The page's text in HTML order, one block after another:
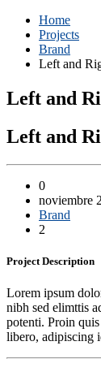
Home
Projects
Brand
Left and
Left and
Left and
0
noviembre
Brand
2
Project Description
Lorem ipsum
nibh sed elimttis
potenti. Proin
libero, adipiscing